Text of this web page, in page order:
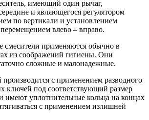
имеющий один рычаг,
и являющегося регулятором
по вертикали и установлением
влево – вправо.
смесители применяются обычно в
из соображений гигиены. Они
сложные и малонадежные.
с применением разводного
ключей под соответствующий размер
имеют уплотнительные кольца на концах
с применением излишней